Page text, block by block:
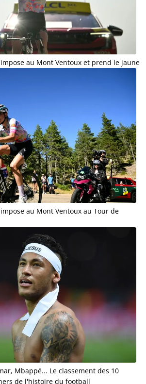
au Mont Ventoux et prend le jaune
au Mont Ventoux au Tour de
Mbappé... Le classement des 10
de l'histoire du football